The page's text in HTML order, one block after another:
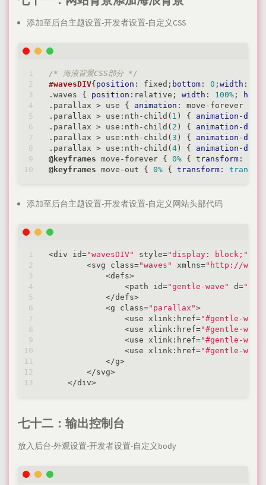
添加至后台主题设置-开发者设置-自定义CSS
/* 海浪背景CSS部分 */
#wavesDIV{ position : fixed; bottom : 0 ; width :
.waves { position :relative; width : 100% ;
.parallax > use { animation : move-forever
.parallax > use :nth-child ( 1 ) { animation-
.parallax > use :nth-child ( 2 ) { animation-
.parallax > use :nth-child ( 3 ) { animation-
.parallax > use :nth-child ( 4 ) { animation-
@keyframes move-forever { 0% { transform :
@keyframes move-out { 0% { transform :
添加至后台主题设置-开发者设置-自定义网站头部代码
<div id="wavesDIV" style="display: block;"
<svg class="waves" xmlns="http://
<defs>
<path id="gentle-wave" d="M-
</defs>
<g class="parallax">
<use xlink:href="#gentle-
<use xlink:href="#gentle-
<use xlink:href="#gentle-
<use xlink:href="#gentle-
</g>
</svg>
</div>
七十二：输出控制台
放入后台-外观设置-开发者设置-自定义body